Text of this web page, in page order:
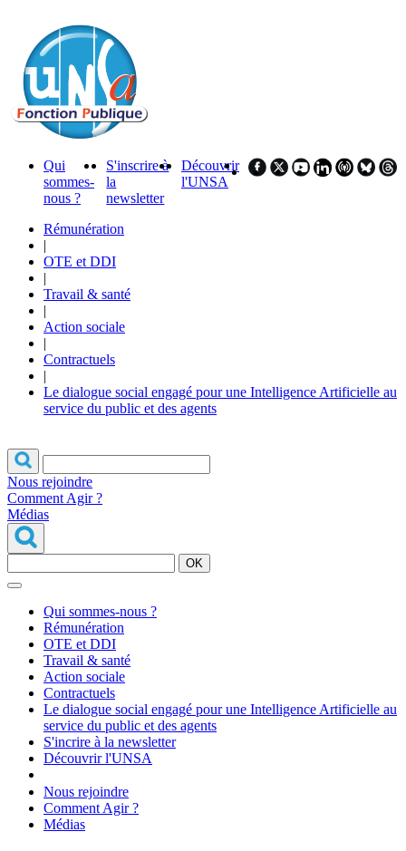
Qui
sommes-
nous ?
S'inscrire à
la
newsletter
Découvrir
l'UNSA
Rémunération
|
OTE et DDI
|
Travail & santé
|
Action sociale
|
Contractuels
|
Le dialogue social engagé pour une Intelligence Artificielle au
service du public et des agents
Nous rejoindre
Comment Agir ?
Médias
OK
Qui sommes-nous ?
Rémunération
OTE et DDI
Travail & santé
Action sociale
Contractuels
Le dialogue social engagé pour une Intelligence Artificielle au
service du public et des agents
S'incrire à la newsletter
Découvrir l'UNSA
Nous rejoindre
Comment Agir ?
Médias